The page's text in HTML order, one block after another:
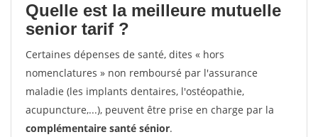
Quelle est la meilleure mutuelle
senior tarif ?
Certaines dépenses de santé, dites « hors
nomenclatures » non remboursé par l'assurance
maladie (les implants dentaires, l'ostéopathie,
acupuncture,...), peuvent être prise en charge par la
complémentaire santé sénior.